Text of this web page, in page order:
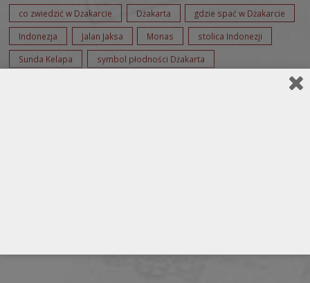
co zwiedzić w Dżakarcie Dżakarta gdzie spać w Dżakarcie
Indonezja Jalan Jaksa Monas stolica Indonezji
Sunda Kelapa symbol płodności Dżakarta